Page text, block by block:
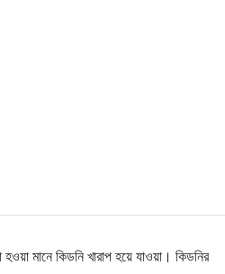
মানে কিডনি খারাপ হয়ে যাওয়া। কিডনির